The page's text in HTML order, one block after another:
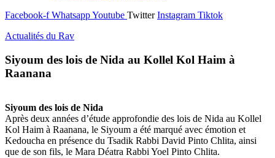
Facebook-f WhatsappYoutube Twitter Instagram Tiktok
Actualités du Rav
Siyoum des lois de Nida au Kollel Kol Haim à
Raanana
Siyoum des lois de Nida
Après deux années d’étude approfondie des lois de Nida au Kollel
Kol Haim à Raanana, le Siyoum a été marqué avec émotion et
Kedoucha en présence du Tsadik Rabbi David Pinto Chlita, ainsi
que de son fils, le Mara Déatra Rabbi Yoel Pinto Chlita.